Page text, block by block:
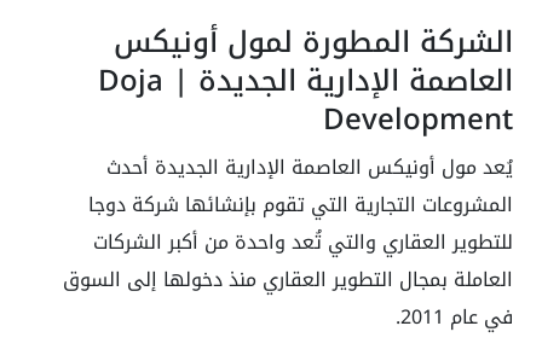
الشركة المطورة لمول أونيكس
العاصمة الإدارية الجديدة | Doja
Development
يُعد مول أونيكس العاصمة الإدارية الجديدة أحدث
المشروعات التجارية التي تقوم بإنشائها شركة دوجا
للتطوير العقاري والتي تُعد واحدة من أكبر الشركات
العاملة بمجال التطوير العقاري منذ دخولها إلى السوق
في عام 2011.